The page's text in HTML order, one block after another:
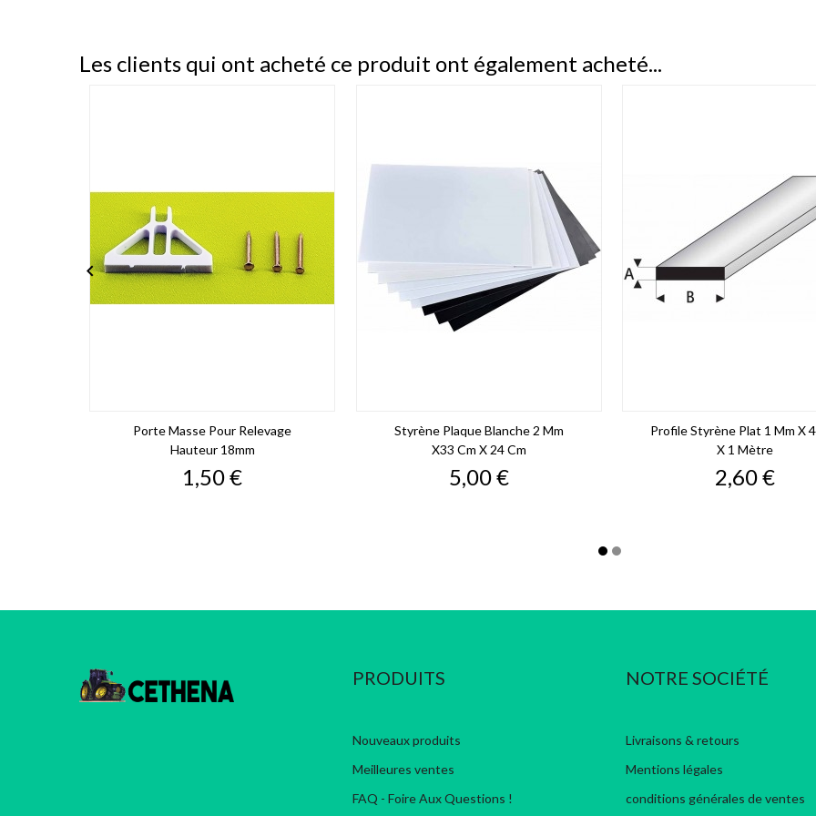
Les clients qui ont acheté ce produit ont également acheté...
Porte Masse Pour Relevage
Hauteur 18mm
Prix
1,50 €
Styrène Plaque Blanche 2 Mm
X33 Cm X 24 Cm
Prix
5,00 €
Profile Styrène Plat 1 Mm X
X 1 Mètre
Prix
2,60 €

PRODUITS
Nouveaux produits
Meilleures ventes
FAQ - Foire Aux Questions !
NOTRE SOCIÉTÉ
Livraisons & retours
Mentions légales
conditions générales de ventes